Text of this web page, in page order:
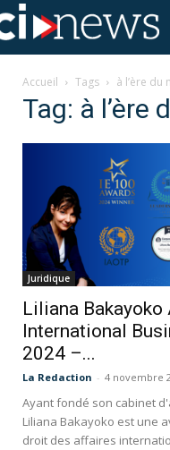
Accueil Tags à l’ère du
Tag: à l’ère
Juridique
Liliana Bakayoko
International
2024 –...
La Redaction - 4 novembre
Ayant fondé son cabinet
Liliana Bakayoko est une
droit des affaires